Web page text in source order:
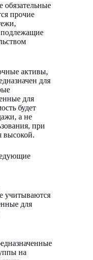
прочие
активы,
для
для
будет
а не
при
высокой.
учитываются
для
на